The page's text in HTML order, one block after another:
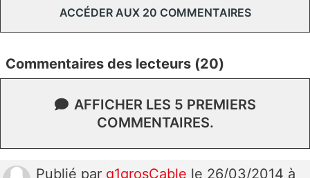
ACCÉDER AUX 20 COMMENTAIRES
Commentaires des lecteurs (20)
AFFICHER LES 5 PREMIERS
COMMENTAIRES.
Publié par g1grosCable le 26/03/2014 à